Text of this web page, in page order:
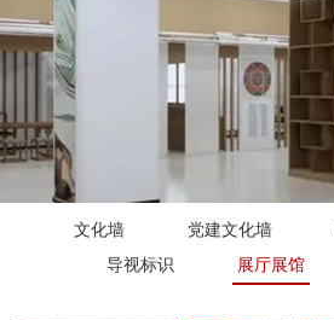
文化墙 党建文化墙
导视标识
展厅展馆